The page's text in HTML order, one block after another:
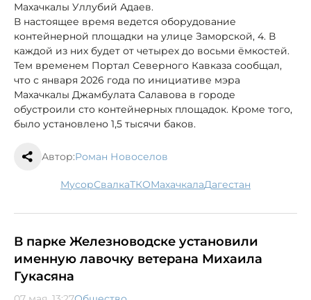
Махачкалы Уллубий Адаев.
В настоящее время ведется оборудование
контейнерной площадки на улице Заморской, 4. В
каждой из них будет от четырех до восьми ёмкостей.
Тем временем Портал Северного Кавказа сообщал,
что с января 2026 года по инициативе мэра
Махачкалы Джамбулата Салавова в городе
обустроили сто контейнерных площадок. Кроме того,
было установлено 1,5 тысячи баков.
Автор:Роман Новоселов
мусор свалка ТКО Махачкала Дагестан
В парке Железноводске установили
именную лавочку ветерана Михаила
Гукасяна